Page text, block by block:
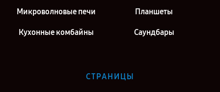
Микроволновые печи Планшеты
Кухонные комбайны Саундбары
СТРАНИЦЫ